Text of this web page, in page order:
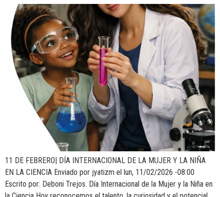
11 DE FEBRERO| DÍA INTERNACIONAL DE LA MUJER Y LA NIÑA
EN LA CIENCIA Enviado por jyatizm el lun, 11/02/2026 -08:00
Escrito por: Deboni Trejos. Día Internacional de la Mujer y la Niña en